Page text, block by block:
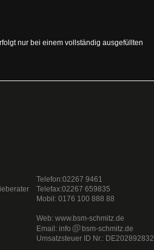
nur bei einem vollständig ausgefüllten
Telefon:02267 9461
Telefax:02267 659835
Mobil: 0176 100 888 88
Web: www.bsm-schmitz.de
Email: info
bsm-schmitz.de
Umsatzsteuer ID Nr.: DE202892832